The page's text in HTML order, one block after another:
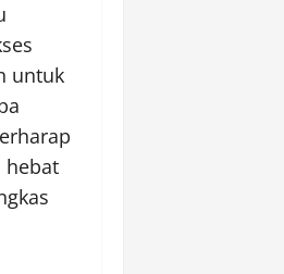
untuk
hebat